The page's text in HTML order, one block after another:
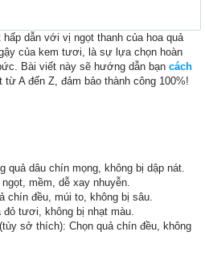
dẫn với vị ngọt thanh của hoa quả
của kem tươi, là sự lựa chọn hoàn
Bài viết này sẽ hướng dẫn bạn cách
từ A đến Z, đảm bảo thành công 100%!
quả dâu chín mọng, không bị dập nát.
mềm, dễ xay nhuyễn.
chín đều, múi to, không bị sâu.
đỏ tươi, không bị nhạt màu.
sở thích): Chọn quả chín đều, không